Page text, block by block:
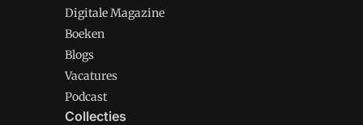
Digitale Magazine
Boeken
Blogs
Vacatures
Podcast
Collecties